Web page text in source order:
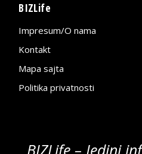
BIZLife
Impresum/O nama
Kontakt
Mapa sajta
Politika privatnosti